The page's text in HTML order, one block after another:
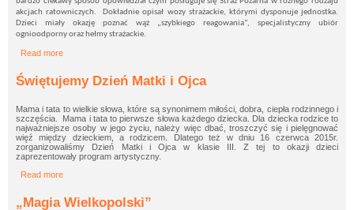
akcjach ratowniczych. Dokładnie opisał wozy strażackie, którymi dysponuje jednostka.
Dzieci miały okazję poznać wąż „szybkiego reagowania”, specjalistyczny ubiór
ognioodporny oraz hełmy strażackie.
Read moreabout Wizyta w OSP
Świętujemy Dzień Matki i Ojca
Mama i tata to wielkie słowa, które są synonimem miłości, dobra, ciepła rodzinnego i
szczęścia. Mama i tata to pierwsze słowa każdego dziecka. Dla dziecka rodzice to
najważniejsze osoby w jego życiu, należy więc dbać, troszczyć się i pielęgnować
więź między dzieckiem, a rodzicem. Dlatego też w dniu 16 czerwca 2015r.
zorganizowaliśmy Dzień Matki i Ojca w klasie III. Z tej to okazji dzieci
zaprezentowały program artystyczny.
Read moreabout Świętujemy Dzień Matki i Ojca
„Magia Wielkopolski”